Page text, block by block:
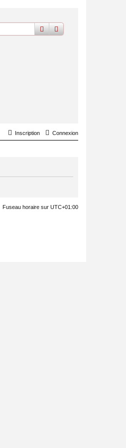
rechercher
recherche
Connexion
Inscription
Fuseau horaire sur UTC+01:00